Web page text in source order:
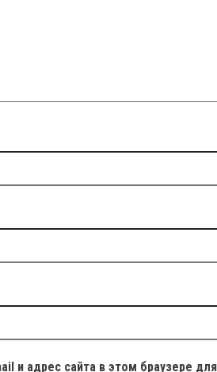
и адрес сайта в этом браузере